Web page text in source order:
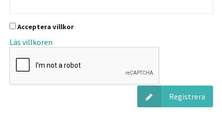
Acceptera villkor
Läs villkoren
Registrera